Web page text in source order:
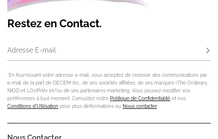
Restez en Contact.
Adresse E-mail
*En fournissant votre adresse e-mail, vous acceptez de recevoir des communications par
e-mail de la part de DECIEM Inc., de ses sociétés affiliées, de ses marques (The Ordinary,
NIOD et LOoPHA) et/ou de ses partenaires marketing. Vous pouvez modifier vos
préférences à tout moment. Consultez notre Politique de Confidentialité et nos
Conditions d'Utilisation pour plus dinformations ou Nous contacter.